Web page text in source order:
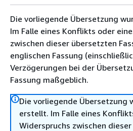
Die vorliegende Übersetzung
Im Falle eines Konflikts oder
zwischen dieser übersetzten
englischen Fassung
Verzögerungen bei der
Fassung maßgeblich.
Die vorliegende Übersetzung
erstellt. Im Falle eines
Widerspruchs zwischen